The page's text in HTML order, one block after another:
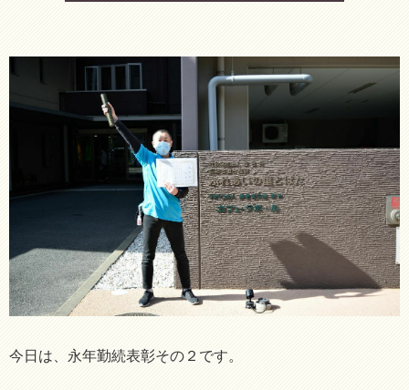
今日は、永年勤続表彰その２です。